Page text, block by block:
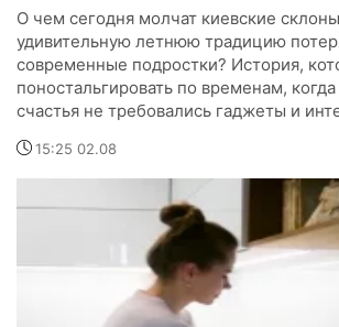
О чем сегодня молчат киевские
удивительную летнюю традицию
современные подростки? История,
поностальгировать по временам,
счастья не требовались гаджеты и
15:25 02.08